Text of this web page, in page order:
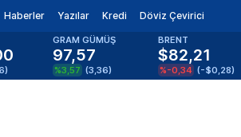
Haberler Yazılar Kredi Döviz Çevirici
)
GRAM GÜMÜŞ
97,57
%3,57 (3,36)
BRENT
$82,21
%-0,34 (-$0,28)